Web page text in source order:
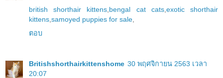
british shorthair kittens bengal cat cats, exotic shorthair
kittens samoyed puppies for sale
ตอบ
Britishshorthairkittenshome 30 พฤศจิกายน 2563 เวลา
20:07